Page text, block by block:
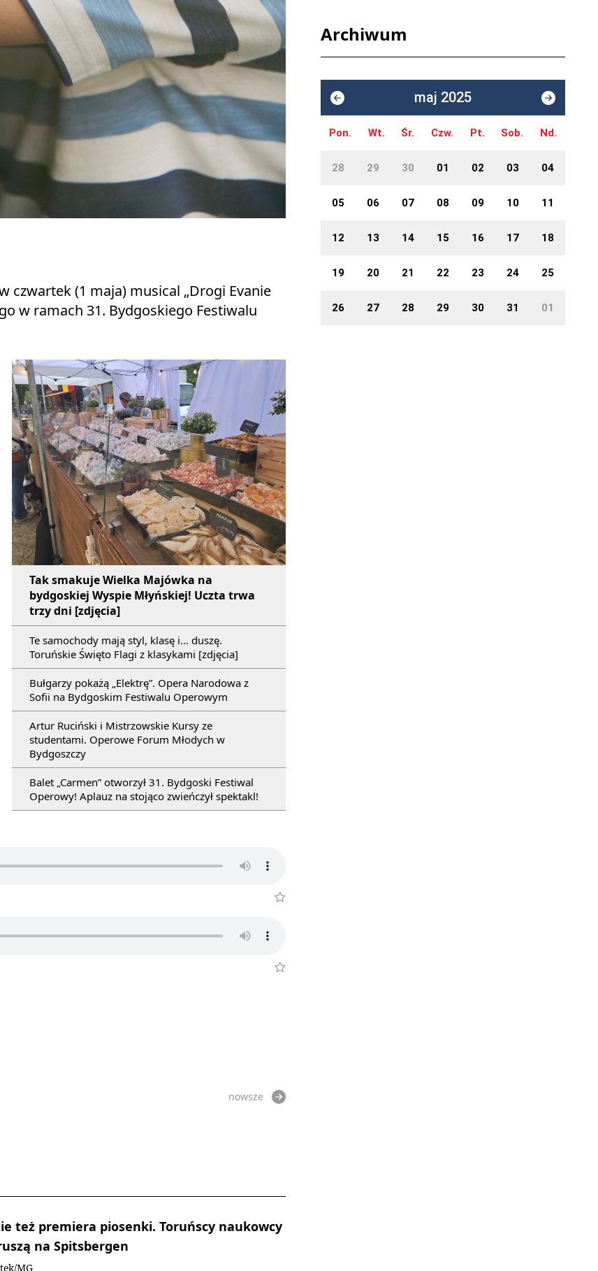
czwartek (1 maja) musical „Drogi Evanie
w ramach 31. Bydgoskiego Festiwalu
Tak smakuje Wielka Majówka na
bydgoskiej Wyspie Młyńskiej! Uczta trwa
trzy dni [zdjęcia]
Te samochody mają styl, klasę i... duszę.
Toruńskie Święto Flagi z klasykami [zdjęcia]
Bułgarzy pokażą „Elektrę”. Opera Narodowa z
Sofii na Bydgoskim Festiwalu Operowym
Artur Ruciński i Mistrzowskie Kursy ze
studentami. Operowe Forum Młodych w
Bydgoszczy
Balet „Carmen” otworzył 31. Bydgoski Festiwal
Operowy! Aplauz na stojąco zwieńczył spektakl!
nowsze
też premiera piosenki. Toruńscy naukowcy
na Spitsbergen
MG
Archiwum
maj 2025
Pon. Wt. Śr. Czw. Pt. Sob. Nd.
28 29 30 01 02 03 04
05 06 07 08 09 10 11
12 13 14 15 16 17 18
19 20 21 22 23 24 25
26 27 28 29 30 31 01